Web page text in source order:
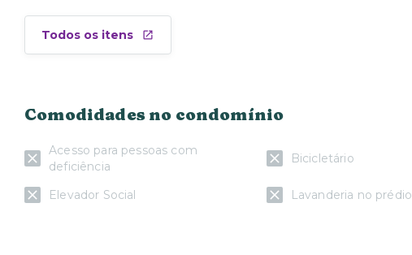
Todos os itens
Comodidades no condomínio
Acesso para pessoas com
deficiência
Bicicletário
Elevador Social Lavanderia no prédio